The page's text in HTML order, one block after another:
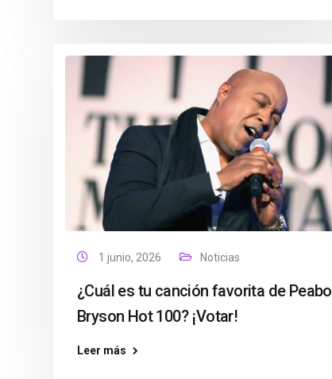
1 junio, 2026 Noticias
¿Cuál es tu canción favorita de Peabo
Bryson Hot 100? ¡Votar!
Leer más